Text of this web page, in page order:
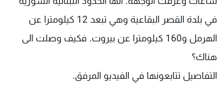
في بلدة القصر البقاعية وهي تبعد 12 كيلومترا عن
الهرمل و160 كيلومترا عن بيروت. فكيف وصلت الى
هناك؟
التفاصيل تتابعونها في الفيديو المرفق.
البرامج
شاهد البرامج
الترددات